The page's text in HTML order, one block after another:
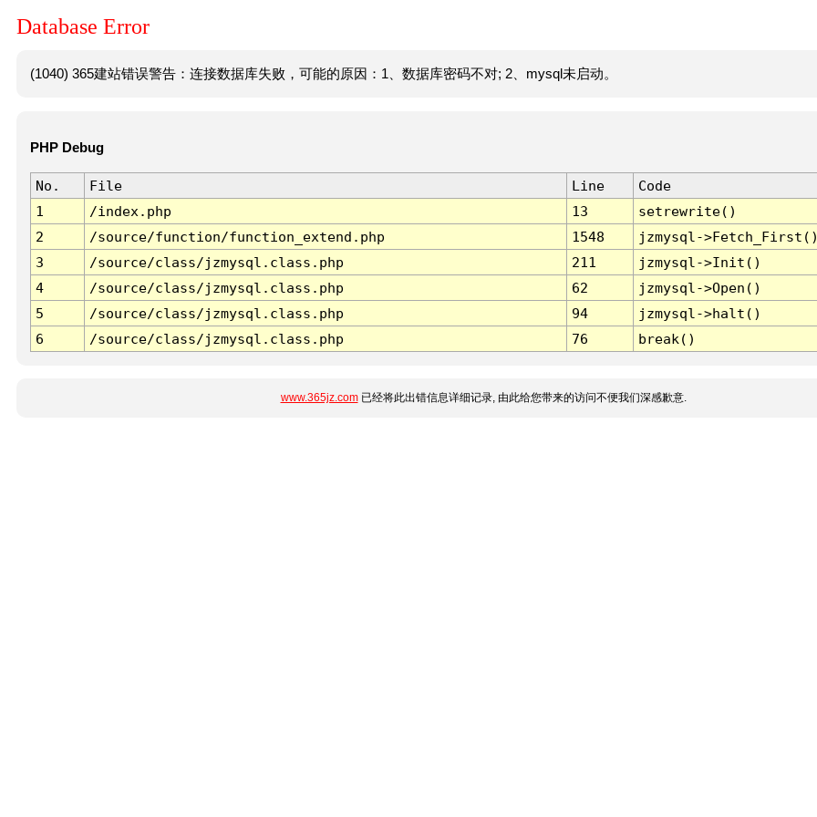
Database Error
(1040) 365建站错误警告：连接数据库失败，可能的原因：1、数据库密码不对; 2、mysql未启动。
PHP Debug
No. File Line
Code
1
/index.php 13
setrewrite()
2
/source/function/function_extend.php 1548
jzmysql-
3
/source/class/jzmysql.class.php 211
jzmysql->Init()
4
/source/class/jzmysql.class.php 62
jzmysql->Open()
5
/source/class/jzmysql.class.php 94
jzmysql->halt()
6
/source/class/jzmysql.class.php 76 break()
www.365jz.com已经将此出错信息详细记录, 由此给您带来的访问不便我们深感歉意.